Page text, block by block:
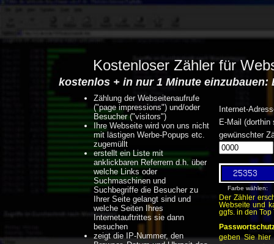
Kostenloser Zähler für
kostenlos + in nur 1 Minute
Zählung der Webseitenaufrufe
("page impressions") und/oder
Besucher ("visitors")
Ihre Webseite wird von uns nicht
mit lästigen Werbe-Popups etc.
zugemüllt
erstellt ein Liste mit
anklickbaren Referrern d.h. über
welche Links oder
Suchmaschinen und
Suchbegriffe die Besucher zu
Ihrer Seite gelangt sind und
welche Seiten Ihres
Internetauftrittes sie dann
besuchen
zeigt die IP-Nummer, den
Internet-
E-Mail
gewünschter
Farbe wählen:
Der Zähler
Webseite und
ggfs. in den Top
geben Sie